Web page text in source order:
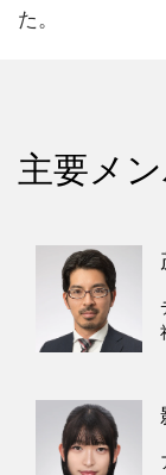
た。
主要メ